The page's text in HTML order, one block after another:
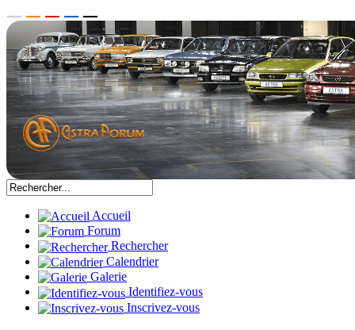
Accueil
Forum
Rechercher
Calendrier
Galerie
Identifiez-vous
Inscrivez-vous